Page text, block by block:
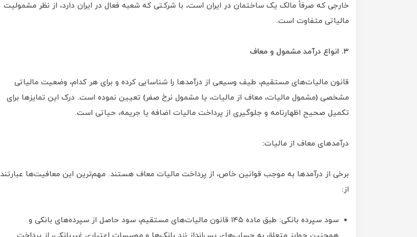
خارجی که صرفاً مالک یک ساختمان در ایران است، با شرکتی که شعبه فعال در ایران دارد، از نظر مشمولیت
مالیاتی متفاوت است.
۳. انواع درآمد مشمول و معاف
قانون مالیات‌های مستقیم، طیف وسیعی از درآمدها را شناسایی کرده و برای هر کدام، وضعیت مالیاتی
مشخصی (مشمول مالیات، معاف از مالیات، یا مشمول نرخ صفر) تعیین نموده است. درک این تمایزها برای
تکمیل صحیح اظهارنامه و جلوگیری از پرداخت مالیات اضافه یا جریمه، حیاتی است.
درآمدهای معاف از مالیات:
برخی از درآمدها به موجب قوانین خاص، از پرداخت مالیات معاف هستند. مهم‌ترین این معافیت‌ها عبارتند
از:
سود سپرده بانکی: طبق ماده ۱۴۵ قانون مالیات‌های مستقیم، سود حاصل از سپرده‌های بانکی و